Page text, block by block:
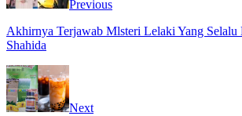
Previous
Akhirnya Terjawab Mlsteri Lelaki Yang Selalu
Shahida
Next